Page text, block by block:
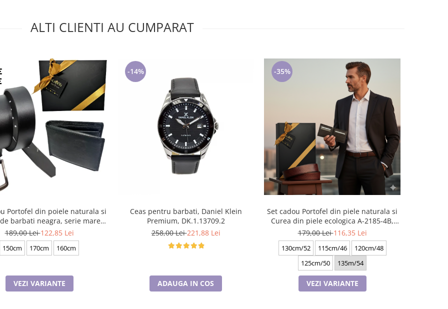
ALTI CLIENTI AU CUMPARAT
Portofel din poiele naturala si
barbati neagra, serie mare
battal, A702-4.N_1379
189,00 Lei122,85 Lei
150cm 170cm 160cm
VEZI VARIANTE
-14%
Ceas pentru barbati, Daniel Klein
Premium, DK.1.13709.2
258,00 Lei221,88 Lei
ADAUGA IN COS
-35%
Set cadou Portofel din piele naturala si
Curea din piele ecologica A-2185-4B,
latime curea 3.5cm, e-CADOU
179,00 Lei116,35 Lei
130cm/52 115cm/46
120cm/48
125cm/50
135m/54
VEZI VARIANTE